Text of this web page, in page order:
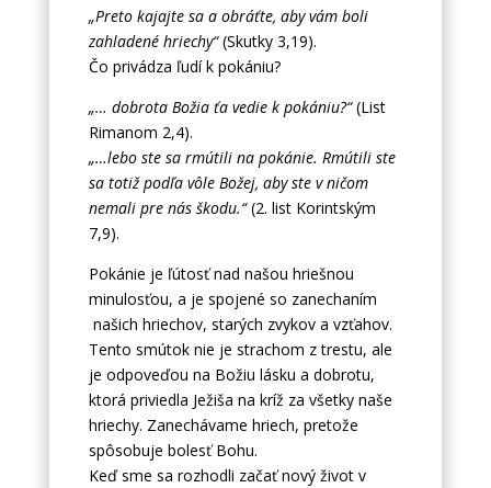
„Preto kajajte sa a obráťte, aby vám boli
zahladené hriechy“(Skutky 3,19).
Čo privádza ľudí k pokániu?
„… dobrota Božia ťa vedie k pokániu?“(List
Rimanom 2,4).
„…lebo ste sa rmútili na pokánie. Rmútili ste
sa totiž podľa vôle Božej, aby ste v ničom
nemali pre nás škodu.“(2. list Korintským
7,9).
Pokánie je ľútosť nad našou hriešnou
minulosťou, a je spojené so zanechaním
našich hriechov, starých zvykov a vzťahov.
Tento smútok nie je strachom z trestu, ale
je odpoveďou na Božiu lásku a dobrotu,
ktorá priviedla Ježiša na kríž za všetky naše
hriechy. Zanechávame hriech, pretože
spôsobuje bolesť Bohu.
Keď sme sa rozhodli začať nový život v